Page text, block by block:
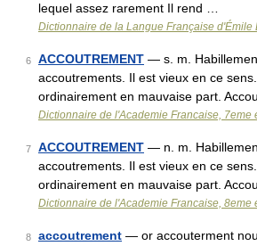
lequel assez rarement Il rend …
Dictionnaire de la Langue Française d'Émile
6 ACCOUTREMENT — s. m.
accoutrements. Il est vieux en ce
ordinairement en mauvaise part.
Dictionnaire de l'Academie Francaise, 7eme
7 ACCOUTREMENT — n. m.
accoutrements. Il est vieux en ce
ordinairement en mauvaise part.
Dictionnaire de l'Academie Francaise, 8eme
8 accoutrement — or accouterment